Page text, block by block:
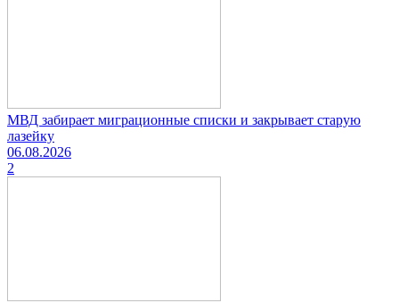
МВД забирает миграционные списки и закрывает старую
лазейку
06.08.2026
2